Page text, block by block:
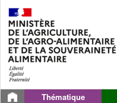
Thématique